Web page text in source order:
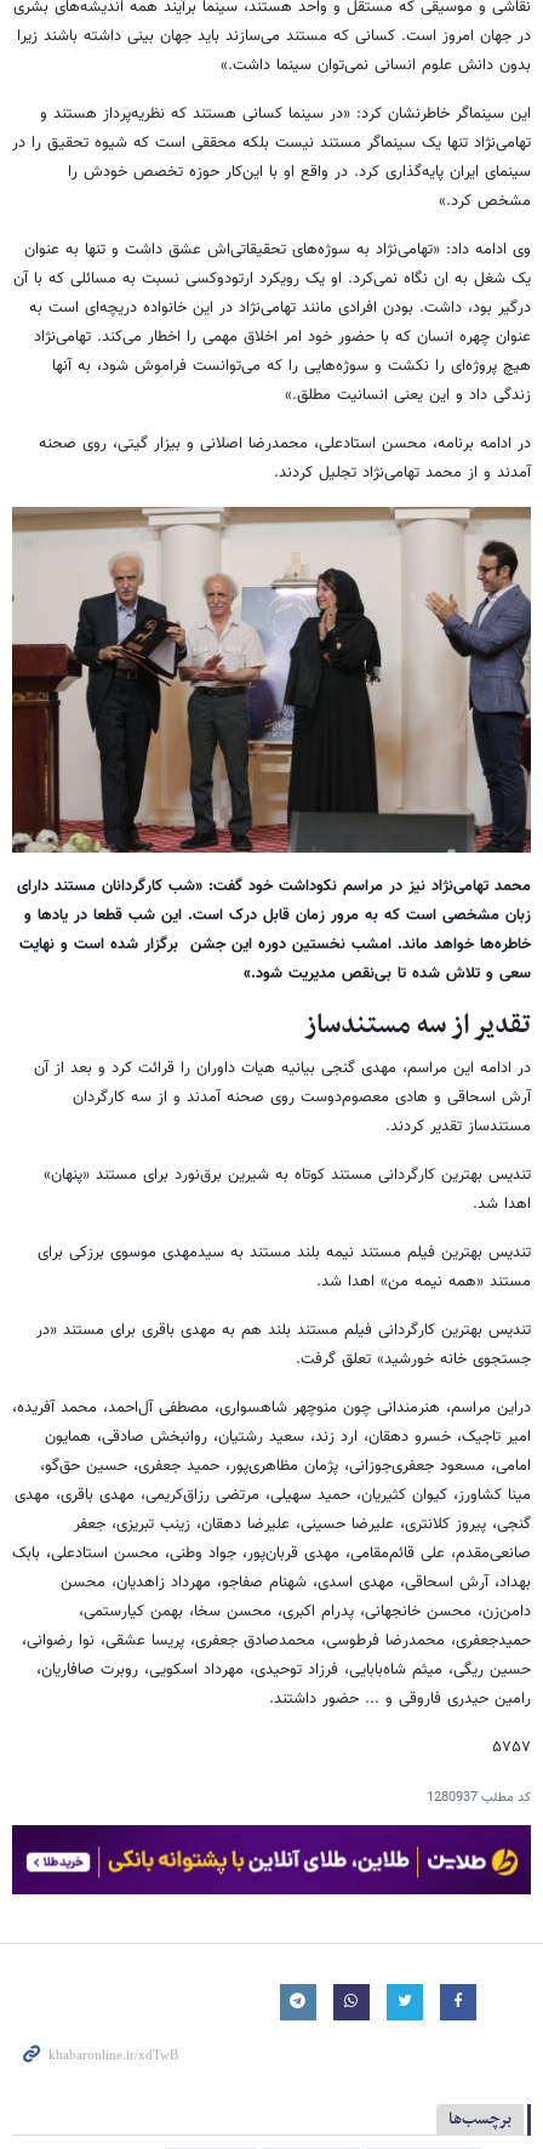
نقاشی و موسیقی که مستقل و واحد هستند، سینما برآیند همه اندیشه‌های بشری
در جهان امروز است. کسانی که مستند می‌سازند باید جهان بینی داشته باشند زیرا
بدون دانش علوم انسانی نمی‌توان سینما داشت.»
این سینماگر خاطرنشان کرد: «در سینما کسانی هستند که نظریه‌پرداز هستند و
تهامی‌نژاد تنها یک سینماگر مستند نیست بلکه محققی است که شیوه تحقیق را در
سینمای ایران پایه‌گذاری کرد. در واقع او با این‌کار حوزه تخصص خودش را
مشخص کرد.»
وی ادامه داد: «تهامی‌نژاد به سوژه‌های تحقیقاتی‌اش عشق داشت و تنها به عنوان
یک شغل به ان نگاه نمی‌کرد. او یک رویکرد ارتودوکسی نسبت به مسائلی که با آن
درگیر بود، داشت. بودن افرادی مانند تهامی‌نژاد در این خانواده دریچه‌ای است به
عنوان چهره انسان که با حضور خود امر اخلاق مهمی را اخطار می‌کند. تهامی‌نژاد
هیچ پروژه‌ای را نکشت و سوژه‌هایی را که می‌توانست فراموش شود، به آنها
زندگی داد و این یعنی انسانیت مطلق.»
در ادامه برنامه، محسن استادعلی، محمدرضا اصلانی و بیزار گیتی، روی صحنه
آمدند و از محمد تهامی‌نژاد تجلیل کردند.
محمد تهامی‌نژاد نیز در مراسم نکوداشت خود گفت: «شب کارگردانان مستند دارای
زبان مشخصی است که به مرور زمان قابل درک است. این شب قطعا در یادها و
خاطره‌ها خواهد ماند. امشب نخستین دوره این جشن برگزار شده است و نهایت
سعی و تلاش شده تا بی‌نقص مدیریت شود.»
تقدیر از سه مستندساز
در ادامه این مراسم، مهدی گنجی بیانیه هیات داوران را قرائت کرد و بعد از آن
آرش اسحاقی و هادی معصوم‌دوست روی صحنه آمدند و از سه کارگردان
مستندساز تقدیر کردند.
تندیس بهترین کارگردانی مستند کوتاه به شیرین برق‌نورد برای مستند «پنهان»
اهدا شد.
تندیس بهترین فیلم مستند نیمه بلند مستند به سیدمهدی موسوی برزکی برای
مستند «همه نیمه من» اهدا شد.
تندیس بهترین کارگردانی فیلم مستند بلند هم به مهدی باقری برای مستند «در
جستجوی خانه خورشید» تعلق گرفت.
دراین مراسم، هنرمندانی چون منوچهر شاهسواری، مصطفی آل‌احمد، محمد آفریده،
امیر تاجیک، خسرو دهقان، ارد زند، سعید رشتیان، روانبخش صادقی، همایون
امامی، مسعود جعفری‌جوزانی، پژمان مظاهری‌پور، حمید جعفری، حسین حق‌گو،
مینا کشاورز، کیوان کثیریان، حمید سهیلی، مرتضی رزاق‌کریمی، مهدی باقری، مهدی
گنجی، پیروز کلانتری، علیرضا حسینی، علیرضا دهقان، زینب تبریزی، جعفر
صانعی‌مقدم، علی قائم‌مقامی، مهدی قربان‌پور، جواد وطنی، محسن استادعلی، بابک
بهداد، آرش اسحاقی، مهدی اسدی، شهنام صفاجو، مهرداد زاهدیان، محسن
دامن‌زن، محسن خانجهانی، پدرام اکبری، محسن سخا، بهمن کیارستمی،
حمیدجعفری، محمدرضا فرطوسی، محمدصادق جعفری، پریسا عشقی، نوا رضوانی،
حسین ریگی، میثم شاه‌بابایی، فرزاد توحیدی، مهرداد اسکویی، روبرت صافاریان،
رامین حیدری فاروقی و ... حضور داشتند.
۵۷۵۷
کد مطلب1280937
برچسب‌ها